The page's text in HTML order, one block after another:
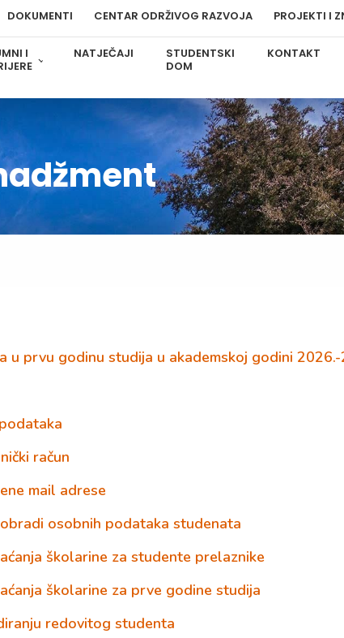
DOKUMENTI CENTAR ODRŽIVOG RAZVOJA PROJEKTI I
I
NATJEČAJI
STUDENTSKI
DOM
KONTAKT
u prvu godinu studija u akademskoj godini
račun
mail adrese
osobnih podataka studenata
školarine za studente prelaznike
školarine za prve godine studija
redovitog studenta